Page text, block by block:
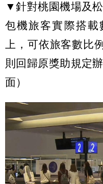
▼針對桃園機場及
包機旅客實際搭載
上，可依旅客數比
則回歸原獎助規定
面）